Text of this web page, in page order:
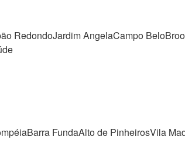
RedondoJardim AngelaCampo
FundaAlto de PinheirosVila